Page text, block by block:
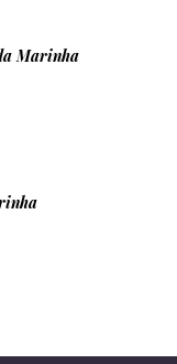
Marinha